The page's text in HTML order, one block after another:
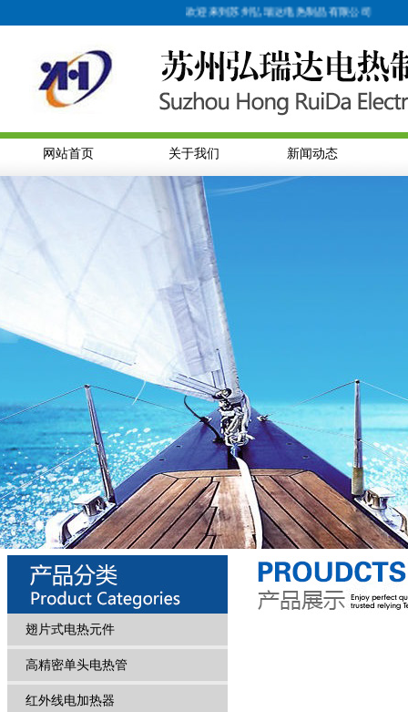
欢迎来到苏州弘瑞达电热制品有限公司
网站首页 关于我们 新闻动态
翅片式电热元件
高精密单头电热管
红外线电加热器